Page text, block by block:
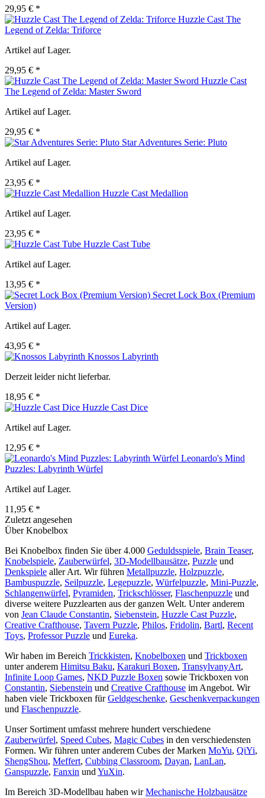
29,95 € *
Huzzle Cast The
Legend of Zelda: Triforce
Artikel auf Lager.
29,95 € *
Huzzle Cast
The Legend of Zelda: Master Sword
Artikel auf Lager.
29,95 € *
Star Adventures Serie: Pluto
Artikel auf Lager.
23,95 € *
Huzzle Cast Medallion
Artikel auf Lager.
23,95 € *
Huzzle Cast Tube
Artikel auf Lager.
13,95 € *
Secret Lock Box (Premium
Version)
Artikel auf Lager.
43,95 € *
Knossos Labyrinth
Derzeit leider nicht lieferbar.
18,95 € *
Huzzle Cast Dice
Artikel auf Lager.
12,95 € *
Leonardo's Mind
Puzzles: Labyrinth Würfel
Artikel auf Lager.
11,95 € *
Zuletzt angesehen
Über Knobelbox
Bei Knobelbox finden Sie über 4.000 Geduldsspiele, Brain Teaser,
Knobelspiele, Zauberwürfel, 3D-Modellbausätze, Puzzle und
Denkspiele aller Art. Wir führen Metallpuzzle, Holzpuzzle,
Bambuspuzzle, Seilpuzzle, Legepuzzle, Würfelpuzzle, Mini-Puzzle,
Schlangenwürfel, Pyramiden, Trickschlösser, Flaschenpuzzle und
diverse weitere Puzzlearten aus der ganzen Welt. Unter anderem
von Jean Claude Constantin, Siebenstein, Huzzle Cast Puzzle,
Creative Crafthouse, Tavern Puzzle, Philos, Fridolin, Bartl, Recent
Toys, Professor Puzzle und Eureka.
Wir haben im Bereich Trickkisten, Knobelboxen und Trickboxen
unter anderem Himitsu Baku, Karakuri Boxen, TransylvanyArt,
Infinite Loop Games, NKD Puzzle Boxen sowie Trickboxen von
Constantin, Siebenstein und Creative Crafthouse im Angebot. Wir
haben viele Trickboxen fürGeldgeschenke, Geschenkverpackungen
und Flaschenpuzzle.
Unser Sortiment umfasst mehrere hundert verschiedene
Zauberwürfel, Speed Cubes, Magic Cubes in den verschiedensten
Formen. Wir führen unter anderem Cubes der Marken MoYu, QiYi,
ShengShou, Meffert, Cubbing Classroom, Dayan, LanLan,
Ganspuzzle, Fanxin und YuXin.
Im Bereich 3D-Modellbau haben wirMechanische Holzbausätze